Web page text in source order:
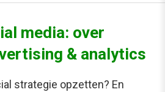
media: over
& analytics
strategie opzetten? En